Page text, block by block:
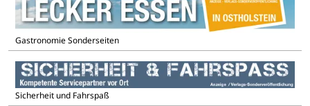
Gastronomie Sonderseiten
Sicherheit und Fahrspaß